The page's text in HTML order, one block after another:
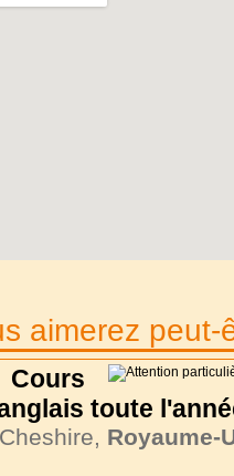
aimerez peut-
Cours
toute
Royaume-